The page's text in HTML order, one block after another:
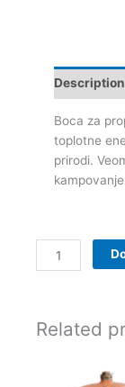
Description
Boca za
toplotne
prirodi.
Related